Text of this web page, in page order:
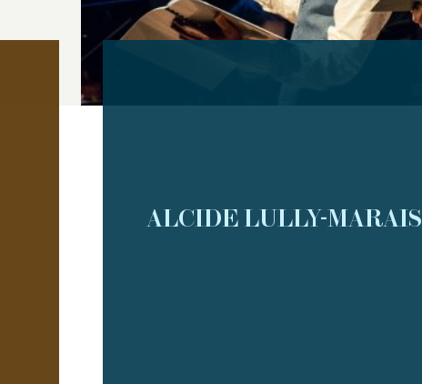
ALCIDE LULLY-MARAIS